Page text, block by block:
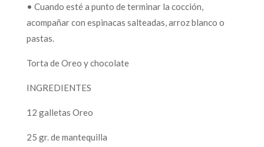
• Cuando esté a punto de terminar la cocción,
acompañar con espinacas salteadas, arroz blanco o
pastas.
Torta de Oreo y chocolate
INGREDIENTES
12 galletas Oreo
25 gr. de mantequilla